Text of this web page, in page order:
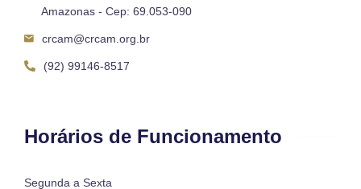
Amazonas - Cep: 69.053-090
crcam@crcam.org.br
(92) 99146-8517
Horários de Funcionamento
Segunda a Sexta